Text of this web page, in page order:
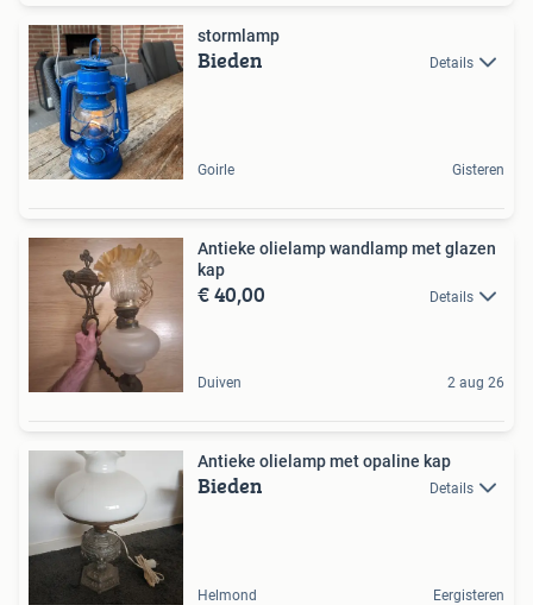
stormlamp
Bieden Details
Goirle Gisteren
Antieke olielamp wandlamp met glazen
kap
€ 40,00 Details
Duiven 2 aug 26
Antieke olielamp met opaline kap
Bieden Details
Helmond Eergisteren